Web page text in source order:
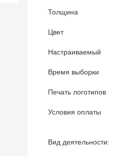
Толщина
Цвет
Настраиваемый
Время выборки
Печать логотипов
Условия оплаты
Вид деятельности: